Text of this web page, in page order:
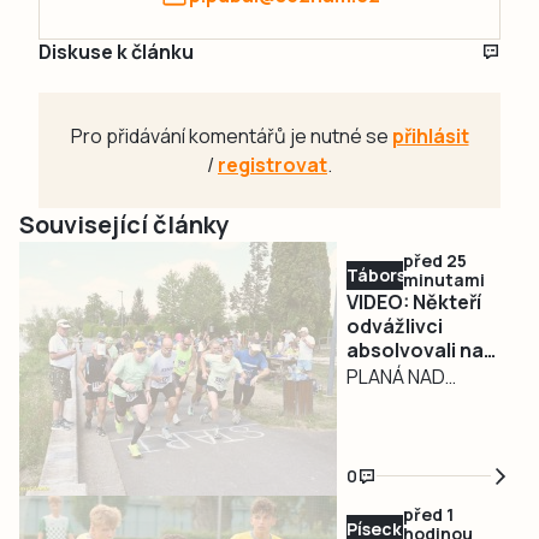
Diskuse k článku
Pro přidávání komentářů je nutné se přihlásit
/registrovat.
Související články
Táborsko
před 25
minutami
VIDEO: Někteří
odvážlivci
absolvovali na
Krosovém běhu v
u řeky Lužnice
šedesát
PLANÁ NAD
rekreačních
běžců Evy
Pláničkové pod
0
Písecko
před 1
hodinou